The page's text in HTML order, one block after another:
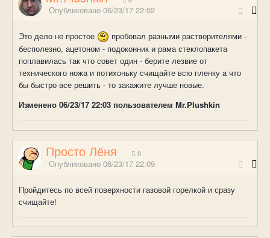
Опубликовано 06/23/17 22:02
Это дело не простое
пробовал разными растворителями -
бесполезно, ацетоном - подоконник и рама стеклопакета
поплавилась так что совет один - берите лезвие от
технического ножа и потихоньку счищайте всю пленку а что
бы быстро все решить - то закажите лучше новые.
Изменено 06/23/17 22:03 пользователем Mr.Plushkin
Просто Лёня 0
Опубликовано 06/23/17 22:09
Пройдитесь по всей поверхности газовой горелкой и сразу
счищайте!